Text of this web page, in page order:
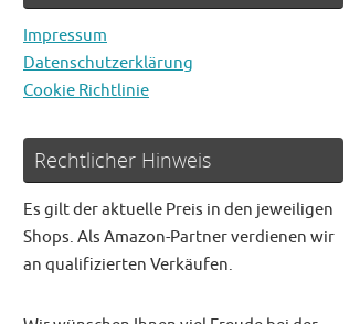
Impressum
Datenschutzerklärung
Cookie Richtlinie
Rechtlicher Hinweis
Es gilt der aktuelle Preis in den jeweiligen
Shops. Als Amazon-Partner verdienen wir
an qualifizierten Verkäufen.